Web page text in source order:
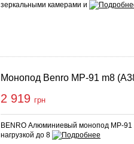
зеркальными камерами и
Монопод Benro MP-91 m8
2 919 грн
BENRO Алюминиевый монопод MP-
нагрузкой до 8